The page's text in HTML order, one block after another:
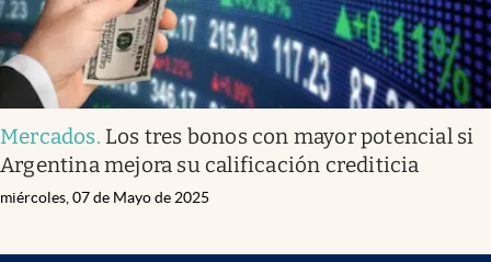
Mercados. Los tres bonos con mayor potencial si
Argentina mejora su calificación crediticia
miércoles, 07 de Mayo de 2025